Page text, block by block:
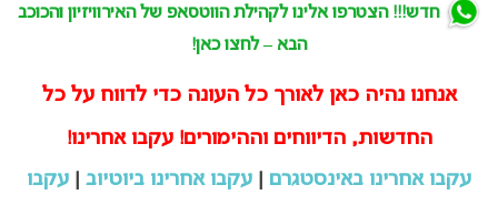
חדש!!! הצטרפו אלינו לקהילת הווטסאפ של האירוויזיון והכוכב
הבא – לחצו כאן!
אנחנו נהיה כאן לאורך כל העונה כדי לדווח על כל
החדשות, הדיווחים וההימורים! עקבו אחרינו!
עקבו אחרינו באינסטגרם
עקבו אחרינו ביוטיוב
עקבו